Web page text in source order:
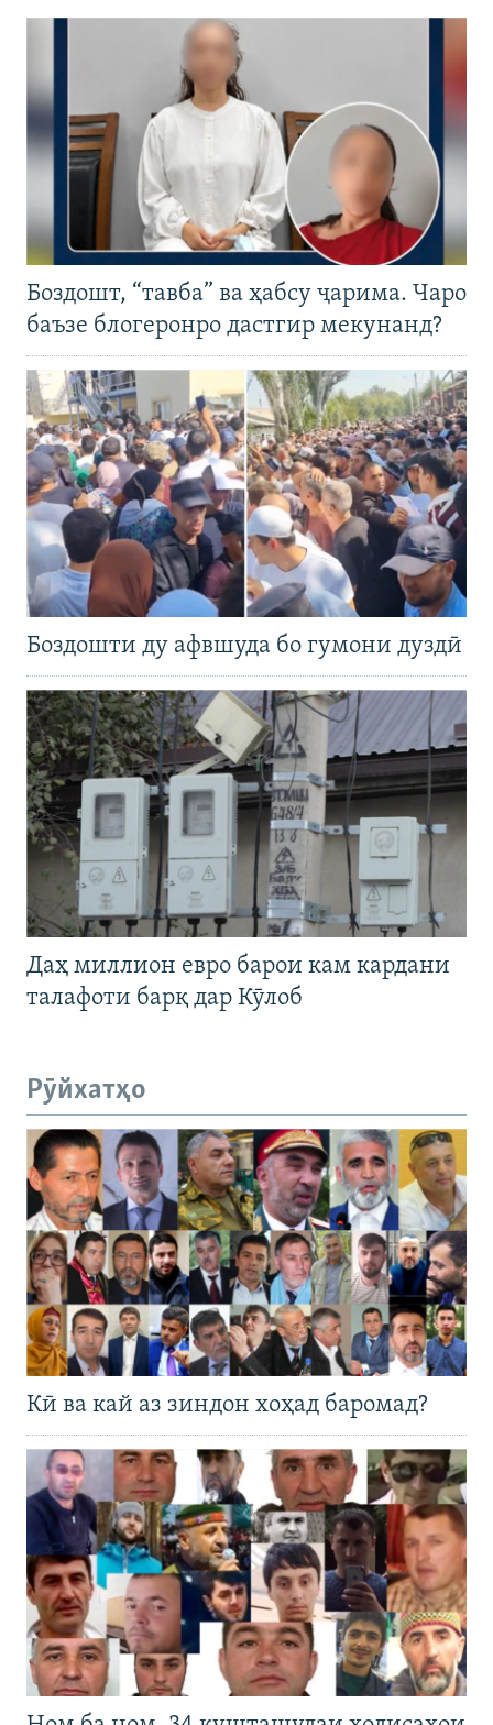
Боздошт, “тавба” ва ҳабсу ҷарима. Чаро
баъзе блогеронро дастгир мекунанд?
Боздошти ду афвшуда бо гумони дуздӣ
Даҳ миллион евро барои кам кардани
талафоти барқ дар Кӯлоб
Рӯйхатҳо
Кӣ ва кай аз зиндон хоҳад баромад?